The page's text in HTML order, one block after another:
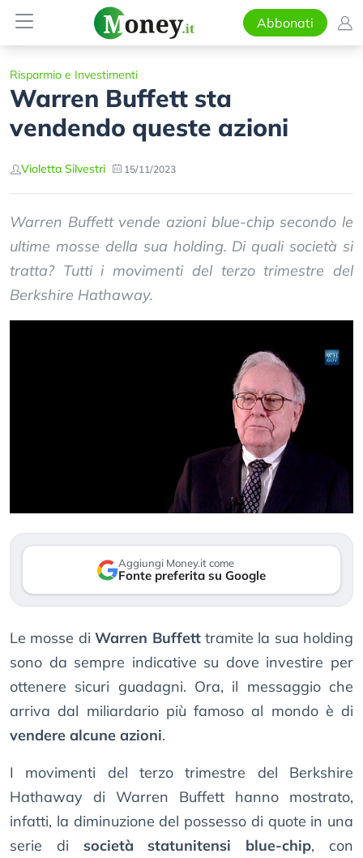
Abbonati
Risparmio e Investimenti
Warren Buffett sta
vendendo queste azioni
Violetta Silvestri 15/11/2023
Warren Buffett vende azioni blue-chip secondo le
ultime mosse della sua holding. Di quali società si
tratta? Tutti i movimenti del terzo trimestre del
Berkshire Hathaway.
Aggiungi Money.it come
Fonte preferita su Google
Le mosse diWarren Buffetttramite la sua holding
sono da sempre indicative su dove investire per
ottenere sicuri guadagni. Ora, il messaggio che
arriva dal miliardario più famoso al mondo è di
vendere alcune azioni.
I movimenti del terzo trimestre del Berkshire
Hathaway di Warren Buffett hanno mostrato,
infatti, la diminuzione del possesso di quote in una
serie di società statunitensi blue-chip, con